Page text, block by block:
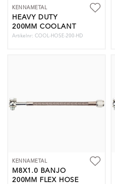
KENNAMETAL
HEAVY DUTY
200MM COOLANT
HOSE
Artikelnr: COOL-HOSE-200-HD
KENNAMETAL
M8X1.0 BANJO
200MM FLEX HOSE